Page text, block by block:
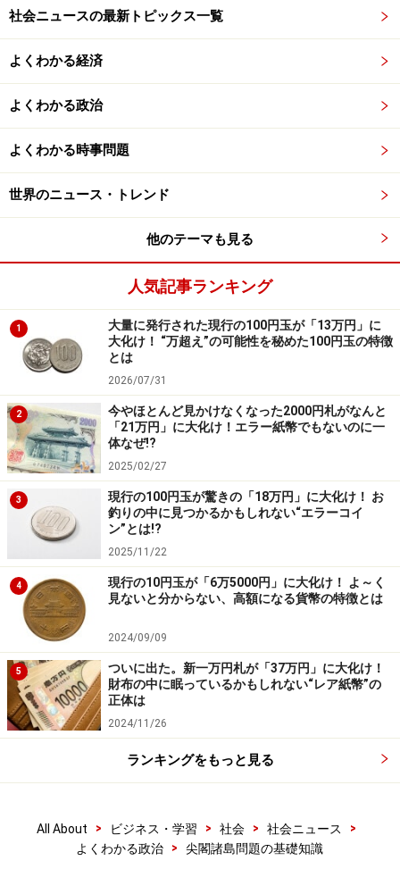
社会ニュースの最新トピックス一覧
よくわかる経済
よくわかる政治
よくわかる時事問題
世界のニュース・トレンド
他のテーマも見る
人気記事ランキング
1
大量に発行された現行の100円玉が「13万円」に
大化け！ “万超え”の可能性を秘めた100円玉の特徴
とは
2026/07/31
2
今やほとんど見かけなくなった2000円札がなんと
「21万円」に大化け！エラー紙幣でもないのに一
体なぜ!?
2025/02/27
3
現行の100円玉が驚きの「18万円」に大化け！ お
釣りの中に見つかるかもしれない“エラーコイ
ン”とは!?
2025/11/22
4
現行の10円玉が「6万5000円」に大化け！ よ～く
見ないと分からない、高額になる貨幣の特徴とは
2024/09/09
5
ついに出た。新一万円札が「37万円」に大化け！
財布の中に眠っているかもしれない“レア紙幣”の
正体は
2024/11/26
ランキングをもっと見る
All About > ビジネス・学習 > 社会 > 社会ニュース
>
よくわかる政治
> 尖閣諸島問題の基礎知識